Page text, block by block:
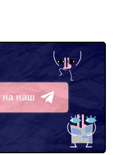
на наш